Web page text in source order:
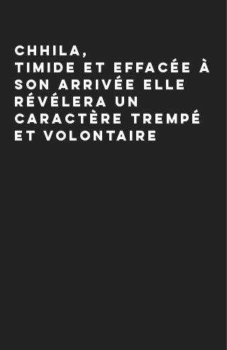
Chhila,
timide et effacée à
son arrivée elle
révélera un
caractère trempé
et volontaire